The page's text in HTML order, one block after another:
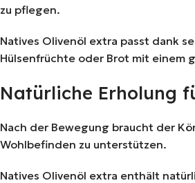
zu pflegen.
Natives Olivenöl extra passt dank
Hülsenfrüchte oder Brot mit einem
Natürliche Erholung
Nach der Bewegung braucht der
Wohlbefinden zu unterstützen.
Natives Olivenöl extra enthält